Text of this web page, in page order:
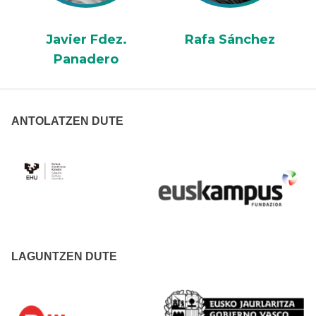
Javier Fdez.
Panadero
Rafa Sánchez
ANTOLATZEN DUTE
LAGUNTZEN DUTE